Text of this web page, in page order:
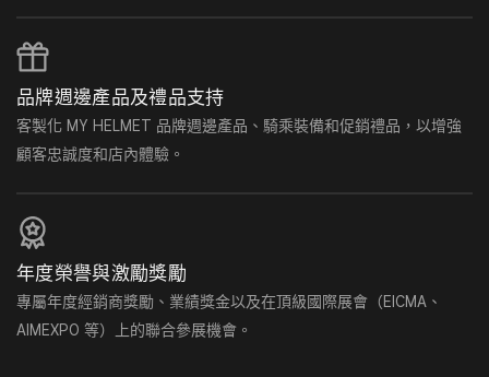
品牌週邊產品及禮品支持
客製化 MY HELMET 品牌週邊產品、騎乘裝備和促銷禮品，以增強
顧客忠誠度和店內體驗。
年度榮譽與激勵獎勵
專屬年度經銷商獎勵、業績獎金以及在頂級國際展會（EICMA、
AIMEXPO 等）上的聯合參展機會。